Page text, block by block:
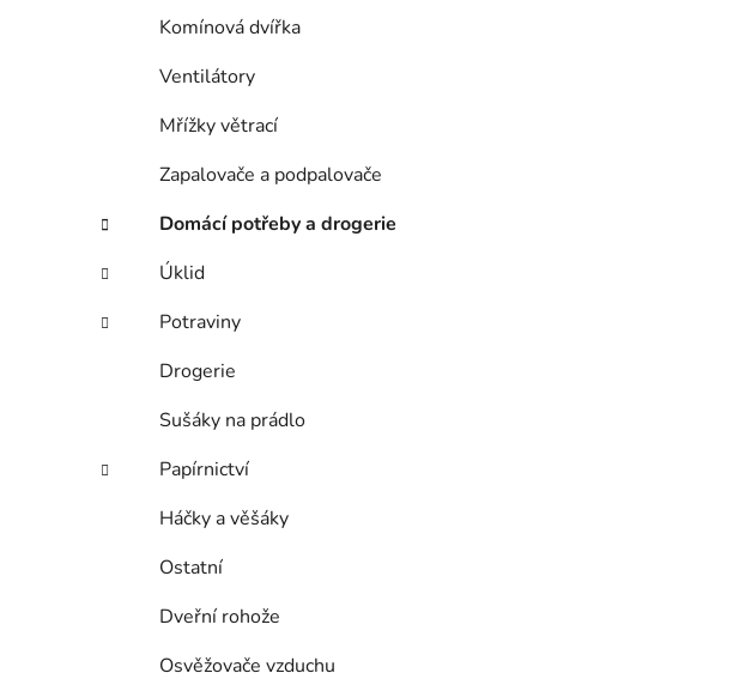
Komínová dvířka
Ventilátory
Mřížky větrací
Zapalovače a podpalovače
Domácí potřeby a drogerie
Úklid
Potraviny
Drogerie
Sušáky na prádlo
Papírnictví
Háčky a věšáky
Ostatní
Dveřní rohože
Osvěžovače vzduchu